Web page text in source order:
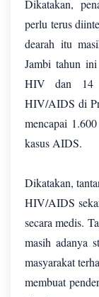
Dikatakan,
perlu terus
dearah itu
Jambi tahun
HIV dan 14
HIV/AIDS di
mencapai
kasus AIDS.
Dikatakan,
HIV/AIDS
secara medis.
masih adanya
masyarakat
membuat